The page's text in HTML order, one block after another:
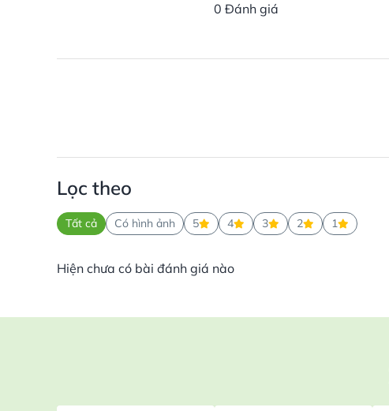
0 Đánh giá
Lọc theo
Tất cả Có hình ảnh 5 4 3 2 1
Hiện chưa có bài đánh giá nào